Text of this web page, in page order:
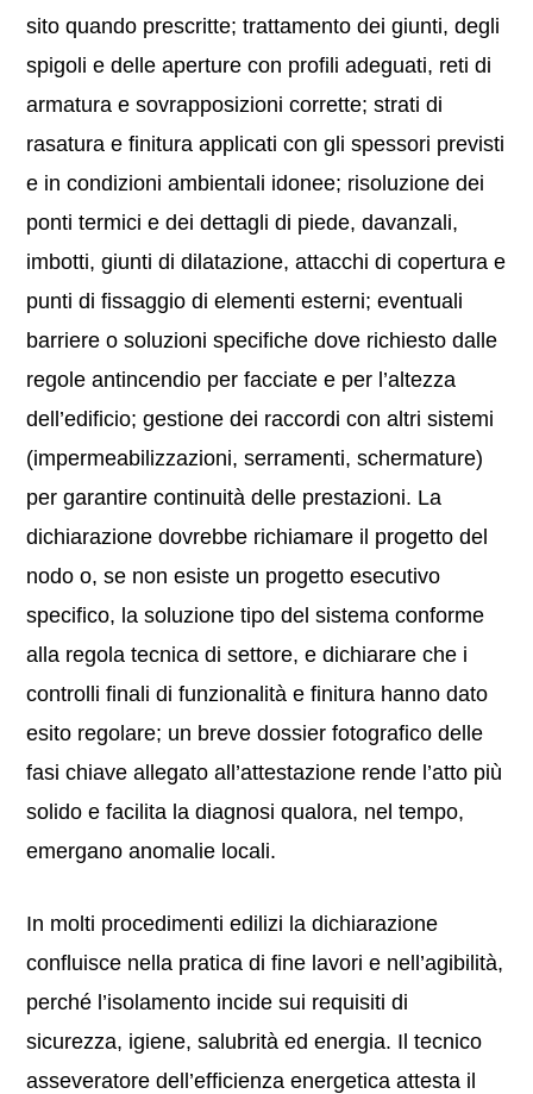
sito quando prescritte; trattamento dei giunti, degli
spigoli e delle aperture con profili adeguati, reti di
armatura e sovrapposizioni corrette; strati di
rasatura e finitura applicati con gli spessori previsti
e in condizioni ambientali idonee; risoluzione dei
ponti termici e dei dettagli di piede, davanzali,
imbotti, giunti di dilatazione, attacchi di copertura e
punti di fissaggio di elementi esterni; eventuali
barriere o soluzioni specifiche dove richiesto dalle
regole antincendio per facciate e per l’altezza
dell’edificio; gestione dei raccordi con altri sistemi
(impermeabilizzazioni, serramenti, schermature)
per garantire continuità delle prestazioni. La
dichiarazione dovrebbe richiamare il progetto del
nodo o, se non esiste un progetto esecutivo
specifico, la soluzione tipo del sistema conforme
alla regola tecnica di settore, e dichiarare che i
controlli finali di funzionalità e finitura hanno dato
esito regolare; un breve dossier fotografico delle
fasi chiave allegato all’attestazione rende l’atto più
solido e facilita la diagnosi qualora, nel tempo,
emergano anomalie locali.
In molti procedimenti edilizi la dichiarazione
confluisce nella pratica di fine lavori e nell’agibilità,
perché l’isolamento incide sui requisiti di
sicurezza, igiene, salubrità ed energia. Il tecnico
asseveratore dell’efficienza energetica attesta il